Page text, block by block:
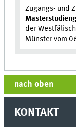
Zugangs- und
der
Münster vom
nach oben
KONTAKT